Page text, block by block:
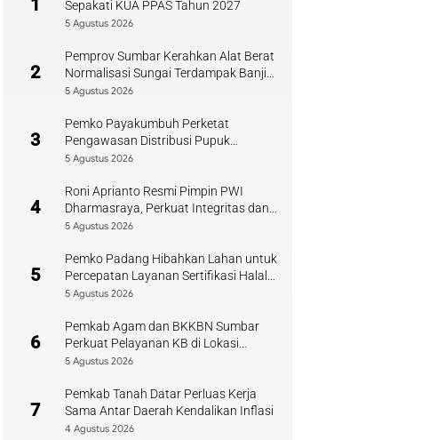
1
Sepakati KUA PPAS Tahun 2027
5 Agustus 2026
2
Pemprov Sumbar Kerahkan Alat Berat
Normalisasi Sungai Terdampak Banjir
Kuranji
5 Agustus 2026
3
Pemko Payakumbuh Perketat
Pengawasan Distribusi Pupuk
Bersubsidi bagi Petani Lokal
5 Agustus 2026
4
Roni Aprianto Resmi Pimpin PWI
Dharmasraya, Perkuat Integritas dan
Kompetensi Jurnalis
5 Agustus 2026
5
Pemko Padang Hibahkan Lahan untuk
Percepatan Layanan Sertifikasi Halal
di Sumbar
5 Agustus 2026
6
Pemkab Agam dan BKKBN Sumbar
Perkuat Pelayanan KB di Lokasi
Bencana
5 Agustus 2026
7
Pemkab Tanah Datar Perluas Kerja
Sama Antar Daerah Kendalikan Inflasi
4 Agustus 2026